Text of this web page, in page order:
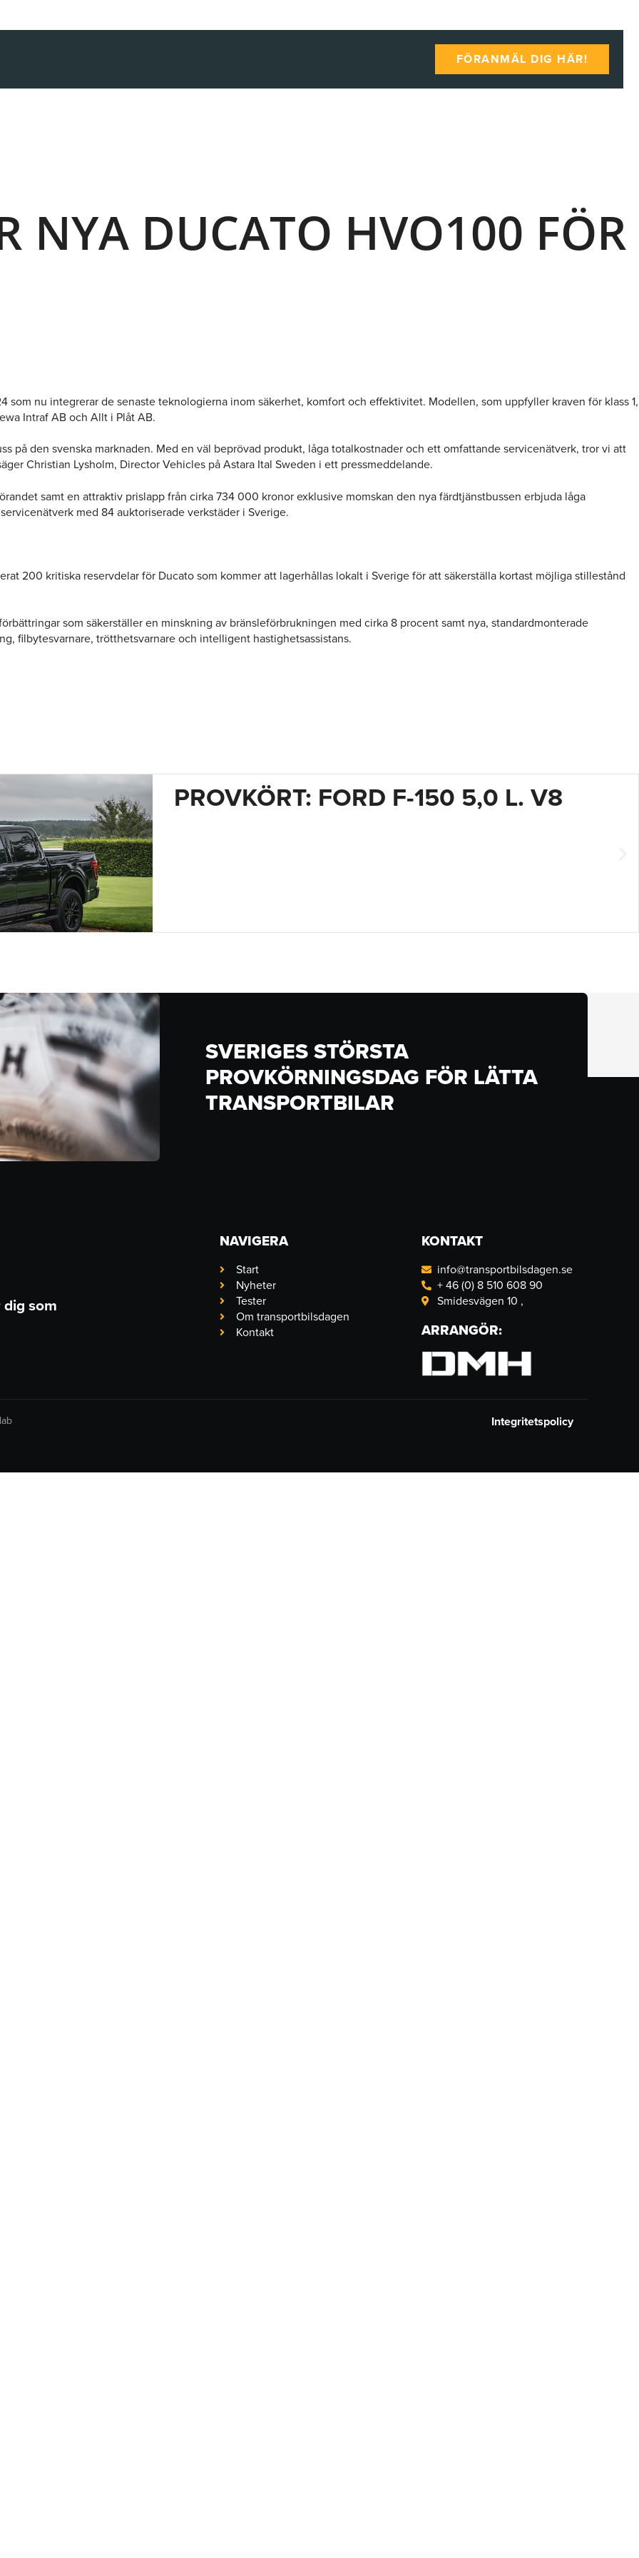
FÖRANMÄL DIG HÄR!
NYA DUCATO HVO100 FÖR
som nu integrerar de senaste teknologierna inom säkerhet, komfort och effektivitet. Modellen, som uppfyller kraven för klass 1,
Intraf AB och Allt i Plåt AB.
på den svenska marknaden. Med en väl beprövad produkt, låga totalkostnader och ett omfattande servicenätverk, tror vi att
Christian Lysholm, Director Vehicles på Astara Ital Sweden i ett pressmeddelande.
samt en attraktiv prislapp från cirka 734 000 kronor exklusive momskan den nya färdtjänstbussen erbjuda låga
med 84 auktoriserade verkstäder i Sverige.
200 kritiska reservdelar för Ducato som kommer att lagerhållas lokalt i Sverige för att säkerställa kortast möjliga stillestånd
som säkerställer en minskning av bränsleförbrukningen med cirka 8 procent samt nya, standardmonterade
filbytesvarnare, trötthetsvarnare och intelligent hastighetsassistans.
PROVKÖRT: FORD F-150 5,0 L. V8
SVERIGES STÖRSTA
PROVKÖRNINGSDAG FÖR LÄTTA
TRANSPORTBILAR
som
NAVIGERA
Start
Nyheter
Tester
Om transportbilsdagen
Kontakt
KONTAKT
info@transportbilsdagen.se
+ 46 (0) 8 510 608 90
Smidesvägen 10 ,
ARRANGÖR:
Integritetspolicy